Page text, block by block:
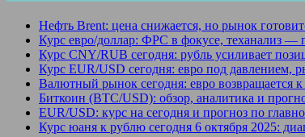
Нефть Brent: цена снижается, но рынок
Курс евро/доллар: ФРС в фокусе, теханализ —
Курс CNY/RUB сегодня: рубль усиливает
Курс EUR/USD сегодня: евро под давлением,
Валютный рынок сегодня: евро возвращается
Биткоин (BTC/USD): обзор, аналитика и
EUR/USD: курс на сегодня и прогноз по
Курс юаня к рублю сегодня 6 октября 2025: